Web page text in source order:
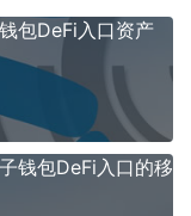
包DeFi入口资产
钱包DeFi入口的移